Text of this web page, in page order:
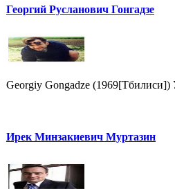
Георгий Русланович Гонгадзе
Georgiy Gongadze (1969[Тбилиси])
Ирек Минзакиевич Муртазин